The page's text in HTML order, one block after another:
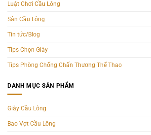
Luật Chơi Cầu Lông
Sân Cầu Lông
Tin tức/Blog
Tips Chọn Giày
Tips Phòng Chống Chấn Thương Thể Thao
DANH MỤC SẢN PHẨM
Giày Cầu Lông
Bao Vợt Cầu Lông